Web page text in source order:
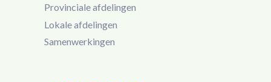
Provinciale afdelingen
Lokale afdelingen
Samenwerkingen